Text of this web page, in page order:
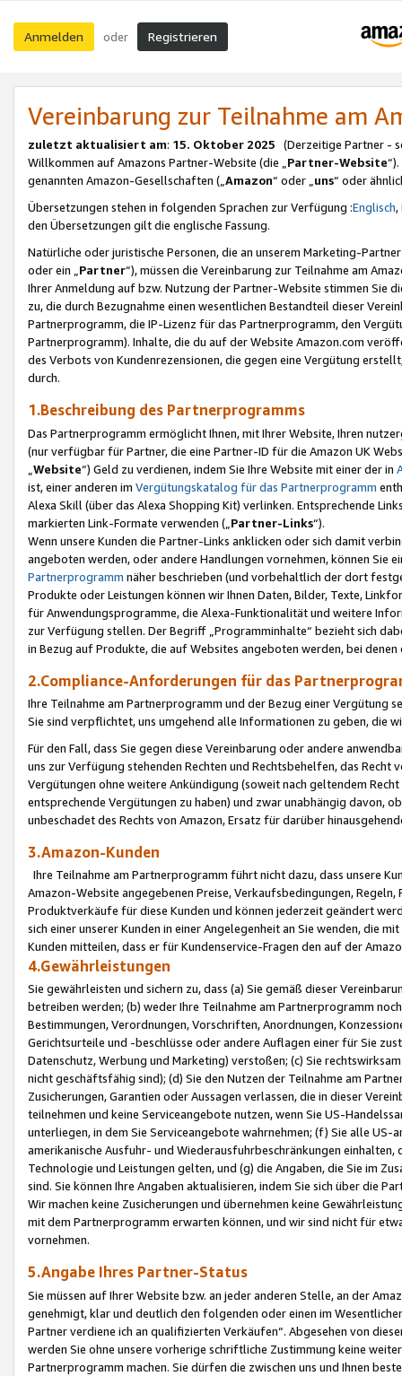
Anmelden oder Registrieren
Vereinbarung zur Teilnahme am
zuletzt aktualisiert am: 15. Oktober 2025 (Derzeitige Partner -
Willkommen auf Amazons Partner-Website (die „Partner-Website
genannten Amazon-Gesellschaften („Amazon“ oder „uns“ oder
Übersetzungen stehen in folgenden Sprachen zur Verfügung :Englisch,
den Übersetzungen gilt die englische Fassung.
Natürliche oder juristische Personen, die an unserem Marketing-
oder ein „Partner“), müssen die Vereinbarung zur Teilnahme am
Ihrer Anmeldung auf bzw. Nutzung der Partner-Website stimmen Sie
zu, die durch Bezugnahme einen wesentlichen Bestandteil dieser
Partnerprogramm, die IP-Lizenz für das Partnerprogramm, den
Partnerprogramm). Inhalte, die du auf der Website Amazon.com
des Verbots von Kundenrezensionen, die gegen eine Vergütung
durch.
1.Beschreibung des Partnerprogramms
Das Partnerprogramm ermöglicht Ihnen, mit Ihrer Website, Ihren
(nur verfügbar für Partner, die eine Partner-ID für die Amazon UK
Website“) Geld zu verdienen, indem Sie Ihre Website mit einer der in
ist, einer anderen im Vergütungskatalog für das Partnerprogramm
Alexa Skill (über das Alexa Shopping Kit) verlinken. Entsprechende
markierten Link-Formate verwenden („ Partner-Links“).
Wenn unsere Kunden die Partner-Links anklicken oder sich damit
angeboten werden, oder andere Handlungen vornehmen, können Sie
Partnerprogramm näher beschrieben (und vorbehaltlich der dort
Produkte oder Leistungen können wir Ihnen Daten, Bilder, Texte,
für Anwendungsprogramme, die Alexa-Funktionalität und weitere
zur Verfügung stellen. Der Begriff „Programminhalte“ bezieht sich
in Bezug auf Produkte, die auf Websites angeboten werden, bei
2.Compliance-Anforderungen für das
Ihre Teilnahme am Partnerprogramm und der Bezug einer Vergütung
Sie sind verpflichtet, uns umgehend alle Informationen zu geben, die
Für den Fall, dass Sie gegen diese Vereinbarung oder andere
uns zur Verfügung stehenden Rechten und Rechtsbehelfen, das
Vergütungen ohne weitere Ankündigung (soweit nach geltendem
entsprechende Vergütungen zu haben) und zwar unabhängig davon,
unbeschadet des Rechts von Amazon, Ersatz für darüber
3.Amazon-Kunden
Ihre Teilnahme am Partnerprogramm führt nicht dazu, dass unsere
Amazon-Website angegebenen Preise, Verkaufsbedingungen,
Produktverkäufe für diese Kunden und können jederzeit geändert
sich einer unserer Kunden in einer Angelegenheit an Sie wenden, die
Kunden mitteilen, dass er für Kundenservice-Fragen den auf der
4.Gewährleistungen
Sie gewährleisten und sichern zu, dass (a) Sie gemäß dieser
betreiben werden; (b) weder Ihre Teilnahme am Partnerprogramm
Bestimmungen, Verordnungen, Vorschriften, Anordnungen,
Gerichtsurteile und -beschlüsse oder andere Auflagen einer für Sie
Datenschutz, Werbung und Marketing) verstoßen; (c) Sie
nicht geschäftsfähig sind); (d) Sie den Nutzen der Teilnahme am
Zusicherungen, Garantien oder Aussagen verlassen, die in dieser
teilnehmen und keine Serviceangebote nutzen, wenn Sie US-
unterliegen, in dem Sie Serviceangebote wahrnehmen; (f) Sie alle
amerikanische Ausfuhr- und Wiederausfuhrbeschränkungen
Technologie und Leistungen gelten, und (g) die Angaben, die Sie im
sind. Sie können Ihre Angaben aktualisieren, indem Sie sich über die
Wir machen keine Zusicherungen und übernehmen keine
mit dem Partnerprogramm erwarten können, und wir sind nicht für
vornehmen.
5.Angabe Ihres Partner-Status
Sie müssen auf Ihrer Website bzw. an jeder anderen Stelle, an der
genehmigt, klar und deutlich den folgenden oder einen im
Partner verdiene ich an qualifizierten Verkäufen“. Abgesehen von
werden Sie ohne unsere vorherige schriftliche Zustimmung keine
Partnerprogramm machen. Sie dürfen die zwischen uns und Ihnen